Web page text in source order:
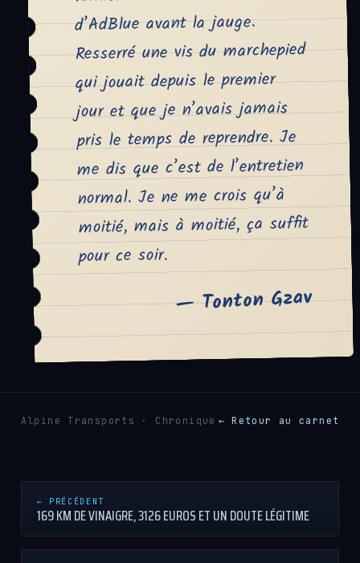
d’AdBlue avant la jauge.
Resserré une vis du marchepied
qui jouait depuis le premier
jour et que je n’avais jamais
pris le temps de reprendre. Je
me dis que c’est de l’entretien
normal. Je ne me crois qu’à
moitié, mais à moitié, ça suffit
pour ce soir.
— Tonton Gzav
Alpine Transports · Chronique ← Retour au carnet
← PRÉCÉDENT
169 KM DE VINAIGRE, 3126 EUROS ET UN DOUTE LÉGITIME